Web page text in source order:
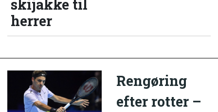
skijakke til
herrer
Rengøring
efter rotter –